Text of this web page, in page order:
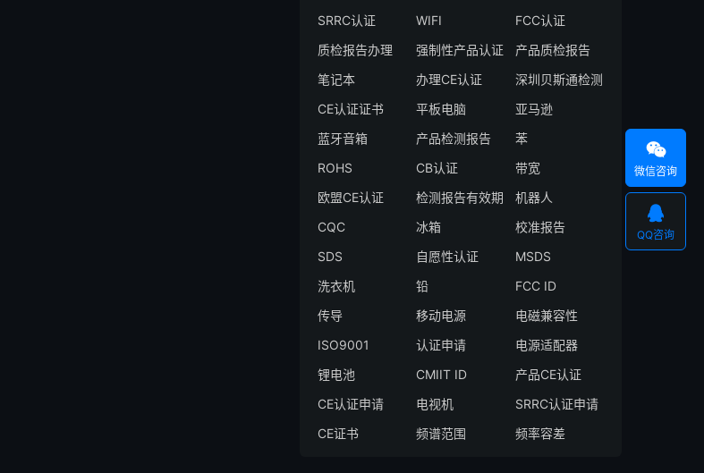
SRRC认证
WIFI
FCC认证
质检报告办理
强制性产品认证
产品质检报告
笔记本
办理CE认证
深圳贝斯通检测
CE认证证书
平板电脑
亚马逊
蓝牙音箱
产品检测报告
苯
ROHS
CB认证
带宽
欧盟CE认证
检测报告有效期
机器人
CQC
冰箱
校准报告
SDS
自愿性认证
MSDS
洗衣机
铅
FCC ID
传导
移动电源
电磁兼容性
ISO9001
认证申请
电源适配器
锂电池
CMIIT ID
产品CE认证
CE认证申请
电视机
SRRC认证申请
CE证书
频谱范围 频率容差

微信咨询

QQ咨询